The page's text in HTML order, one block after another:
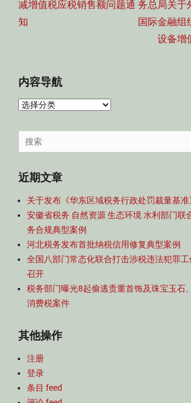
航
post:
减增值税应税销售额问题通
知
post:
务总局关于
国际金融组
设备增
内容导航
内
导
航
Search
for:
近期文章
关于发布《华东区域税务行政处罚裁量基
安徽省税务 自然资源 生态环境 水利部门联
务合规典型案例
河北税务发布首批纳税信用修复典型案例
全国八部门常态化联合打击涉税违法犯罪
召开
税务部门曝光8起偷逃贵重首饰及珠宝玉石
消费税案件
其他操作
注册
登录
条目 feed